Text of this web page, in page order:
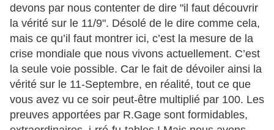
devons par nous contenter de dire "il faut découvrir
la vérité sur le 11/9". Désolé de le dire comme cela,
mais ce qu’il faut montrer ici, c’est la mesure de la
crise mondiale que nous vivons actuellement. C’est
la seule voie possible. Car le fait de dévoiler ainsi la
vérité sur le 11-Septembre, en réalité, tout ce que
vous avez vu ce soir peut-être multiplié par 100. Les
preuves apportées par R.Gage sont formidables,